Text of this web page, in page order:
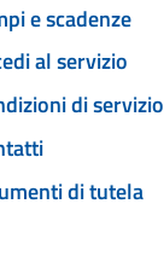
e scadenze
al servizio
di servizio
di tutela